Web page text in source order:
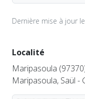
Dernière mise à jour
Localité
Maripasoula
Maripasoula, Saül -